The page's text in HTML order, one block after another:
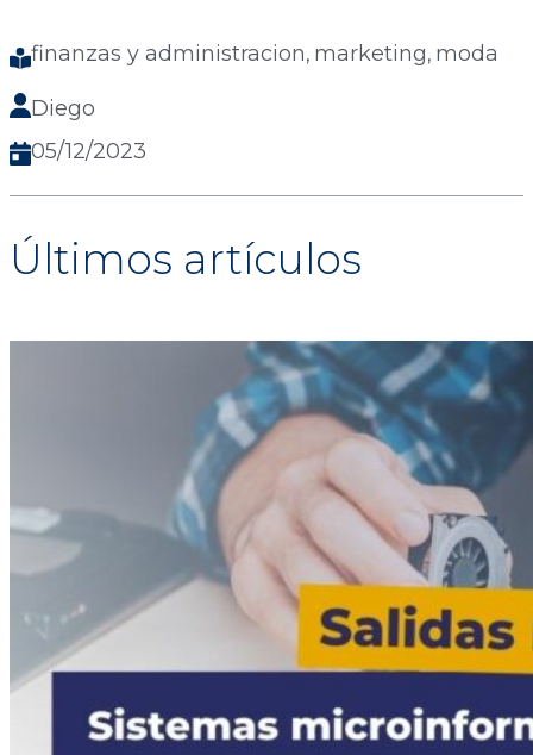
finanzas y administracion, marketing, moda
Diego
05/12/2023
Últimos artículos